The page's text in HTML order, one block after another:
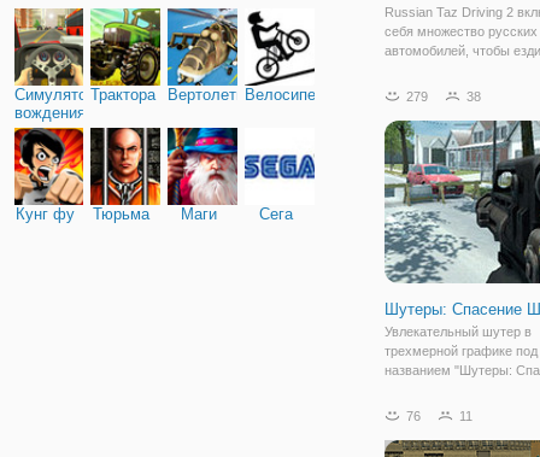
Симулятор
вождения
Трактора ВертолетыВелосипед
Кунг фу Тюрьма Маги Сега
Russian Taz Driving 2
себя множество русских
автомобилей, чтобы
города, переполненным
город, и вы можете
онлайн и бесплатно
279 38
Шутеры: Спасение
Увлекательный шутер в
трехмерной графике под
названием "Шутеры:
хочет почувствовать
террористическую
76 11